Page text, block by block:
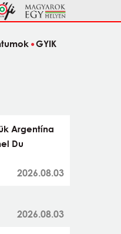
GYIK
Argentína
Du
2026.08.03
2026.08.03